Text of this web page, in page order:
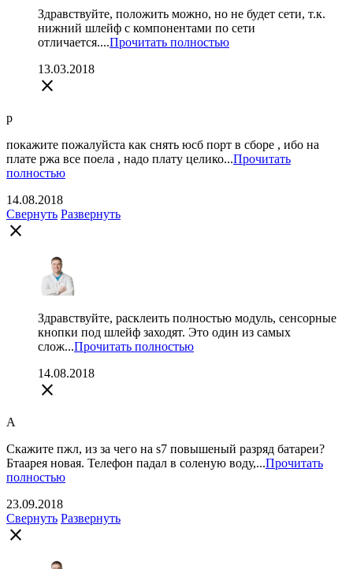
Здравствуйте, положить можно, но не будет сети, т.к.
нижний шлейф с компонентами по сети
отличается....Прочитать полностью
13.03.2018
close
p
покажите пожалуйста как снять юсб порт в сборе , ибо на
плате ржа все поела , надо плату целико...Прочитать
полностью
14.08.2018
Свернуть Развернуть
close
Здравствуйте, расклеить полностью модуль, сенсорные
кнопки под шлейф заходят. Это один из самых
слож...Прочитать полностью
14.08.2018
close
А
Скажите пжл, из за чего на s7 повышеный разряд батареи?
Бтаарея новая. Телефон падал в соленую воду,...Прочитать
полностью
23.09.2018
Свернуть Развернуть
close